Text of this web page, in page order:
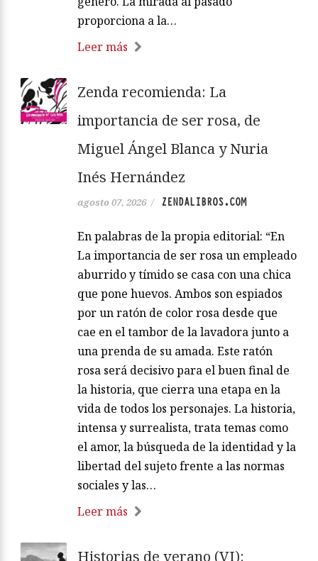
proporciona a la…
Leer más
Zenda recomienda: La
importancia de ser rosa, de
Miguel Ángel Blanca y Nuria
Inés Hernández
agosto 07, 2026 / ZENDALIBROS.COM
En palabras de la propia editorial: “En
La importancia de ser rosa un empleado
aburrido y tímido se casa con una chica
que pone huevos. Ambos son espiados
por un ratón de color rosa desde que
cae en el tambor de la lavadora junto a
una prenda de su amada. Este ratón
rosa será decisivo para el buen final de
la historia, que cierra una etapa en la
vida de todos los personajes. La historia,
intensa y surrealista, trata temas como
el amor, la búsqueda de la identidad y la
libertad del sujeto frente a las normas
sociales y las…
Leer más
Historias de verano (VI):